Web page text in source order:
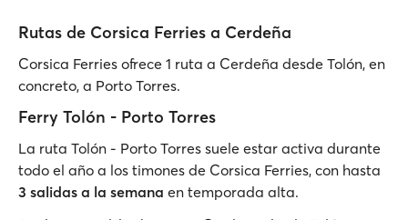
Rutas de Corsica Ferries a Cerdeña
Corsica Ferries ofrece 1 ruta a Cerdeña desde Tolón, en
concreto, a Porto Torres.
Ferry Tolón - Porto Torres
La ruta Tolón - Porto Torres suele estar activa durante
todo el año a los timones de Corsica Ferries, con hasta
3 salidas a la semana en temporada alta.